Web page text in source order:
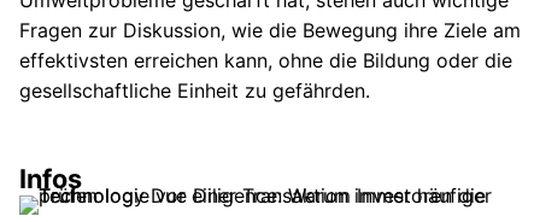
Fragen zur Diskussion, wie die Bewegung ihre Ziele am
effektivsten erreichen kann, ohne die Bildung oder die
gesellschaftliche Einheit zu gefährden.
Infos